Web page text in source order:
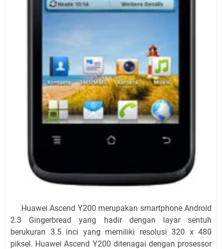
Huawei Ascend Y200 merupakan smartphone Android
2.3 Gingerbread yang hadir dengan layar sentuh
berukuran 3.5 inci yang memiliki resolusi 320 x 480
piksel. Huawei Ascend Y200 ditenagai dengan prosessor